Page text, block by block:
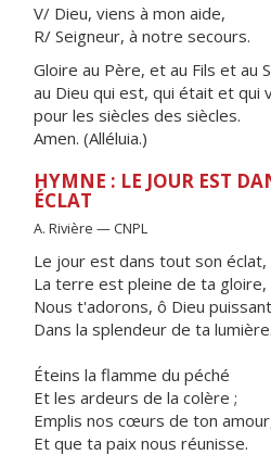
V/ Dieu, viens à mon aide,
R/ Seigneur, à notre secours.
Gloire au Père, et au Fils et au
au Dieu qui est, qui était et qui
pour les siècles des siècles.
Amen. (Alléluia.)
HYMNE : LE JOUR EST
ÉCLAT
A. Rivière — CNPL
Le jour est dans tout son éclat,
La terre est pleine de ta gloire,
Nous t'adorons, ô Dieu
Dans la splendeur de ta lumière.
Éteins la flamme du péché
Et les ardeurs de la colère ;
Emplis nos cœurs de ton
Et que ta paix nous réunisse.